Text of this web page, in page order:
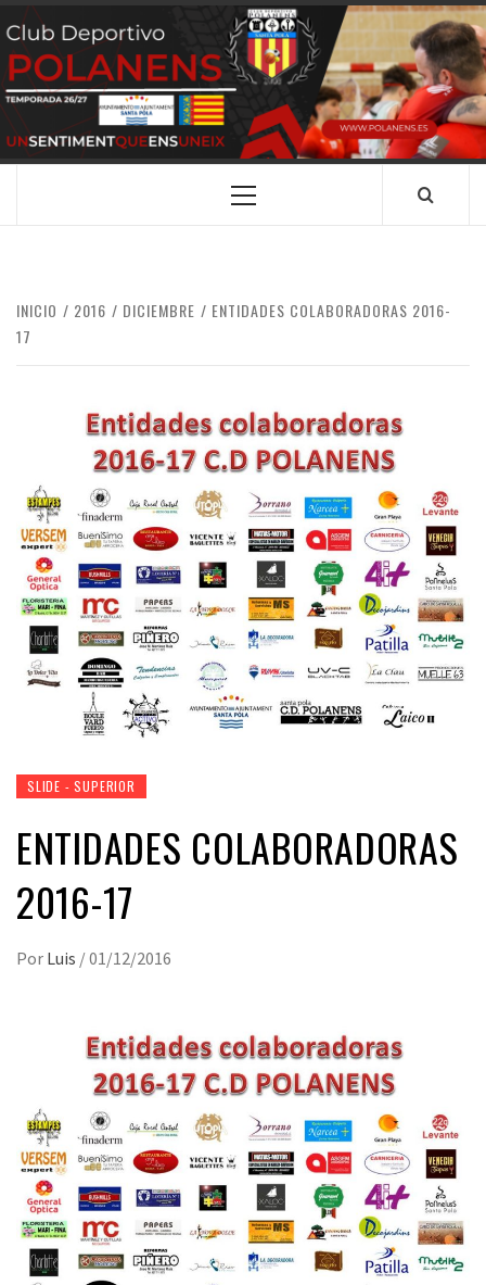
Saltar
al
contenido
CLUB
DEPORTIVO
POLANENS
SANTA POLA
Menú
INICIO 2016 DICIEMBRE
ENTIDADES COLABORADORAS 2016-
17
SLIDE - SUPERIOR
ENTIDADES COLABORADORAS
2016-17
Por Luis /01/12/2016